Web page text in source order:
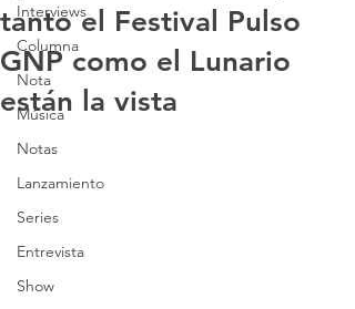
Interviews
Columna
Nota
Música
Notas
Lanzamiento
Series
Entrevista
Show
tanto el Festival Pulso
GNP como el Lunario
están la vista